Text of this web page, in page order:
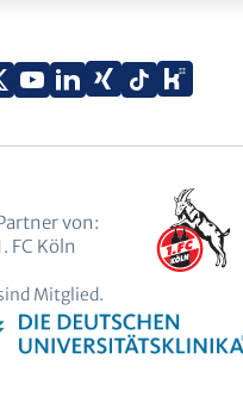
X
YouTube
LinkedIn
Xing TiktokKununu
von:
FC Köln
Mitglied.